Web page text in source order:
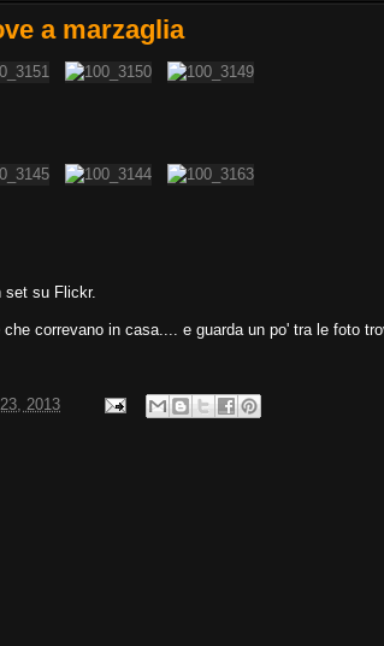
a marzaglia
set su Flickr.
correvano in casa.... e guarda un po' tra le foto
2013